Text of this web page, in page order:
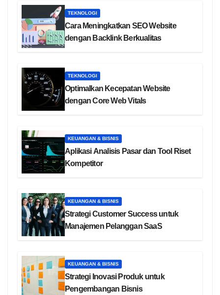
TEKNOLOGI
Cara Meningkatkan SEO Website
dengan Backlink Berkualitas
TEKNOLOGI
Optimalkan Kecepatan Website
dengan Core Web Vitals
KEUANGAN & BISNIS
Aplikasi Analisis Pasar dan Tool Riset
Kompetitor
KEUANGAN & BISNIS
Strategi Customer Success untuk
Manajemen Pelanggan SaaS
KEUANGAN & BISNIS
Strategi Inovasi Produk untuk
Pengembangan Bisnis